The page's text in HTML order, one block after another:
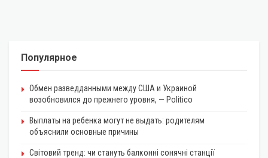
Популярное
Обмен разведданными между США и Украиной
возобновился до прежнего уровня, — Politico
Выплаты на ребенка могут не выдать: родителям
объяснили основные причины
Світовий тренд: чи стануть балконні сонячні станції